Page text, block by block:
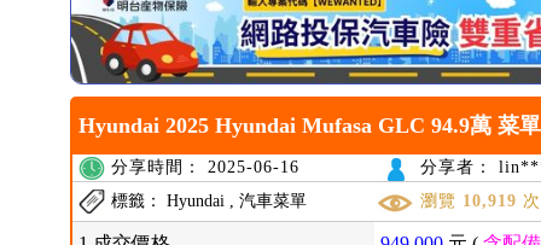
Hyundai 2025 Hyundai Mufasa GLC 94.9萬 菜
分享時間： 2025-06-16
分享者：
標籤： Hyundai , 汽車菜單
瀏覽 10,919 次